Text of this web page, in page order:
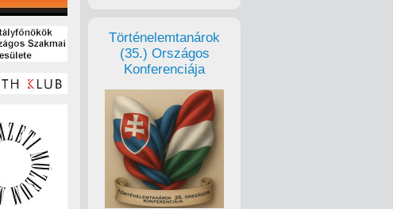
Történelemtanárok
(35.) Országos
Konferenciája